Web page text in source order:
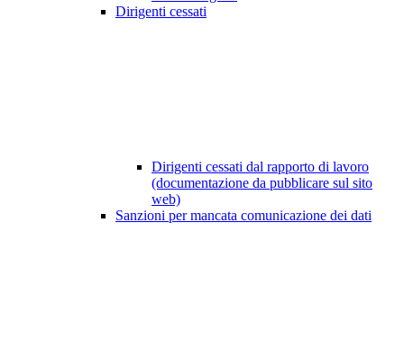
Dirigenti cessati
Dirigenti cessati dal rapporto di lavoro
(documentazione da pubblicare sul sito
web)
Sanzioni per mancata comunicazione dei dati